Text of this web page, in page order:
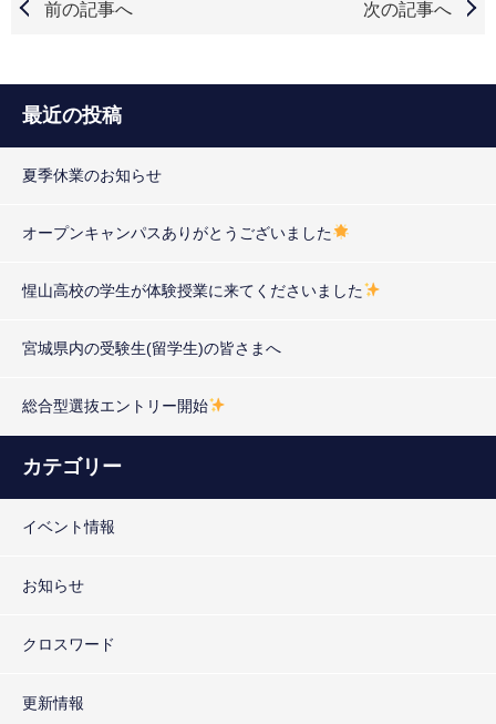
前の記事へ 次の記事へ
最近の投稿
夏季休業のお知らせ
オープンキャンパスありがとうございました
惺山高校の学生が体験授業に来てくださいました
宮城県内の受験生(留学生)の皆さまへ
総合型選抜エントリー開始
カテゴリー
イベント情報
お知らせ
クロスワード
更新情報